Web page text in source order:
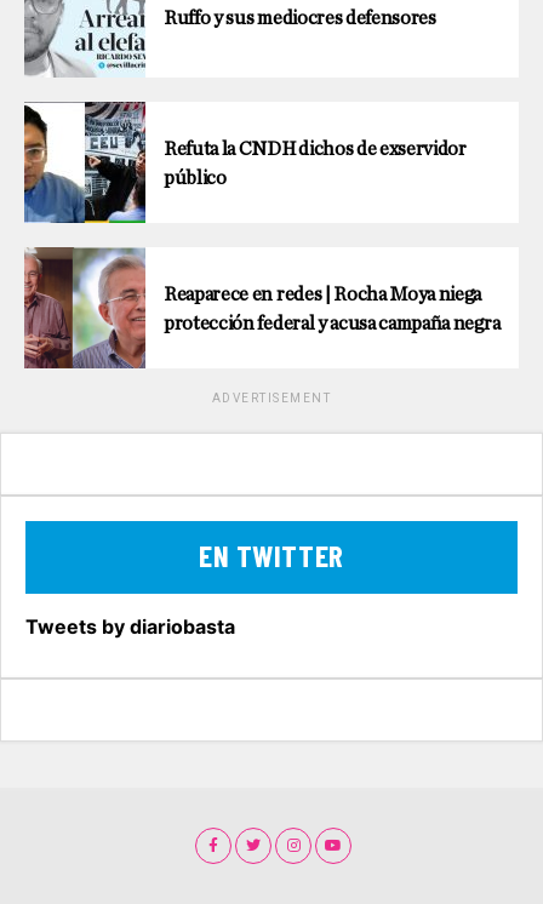
Ruffo y sus mediocres defensores
Refuta la CNDH dichos de exservidor
público
Reaparece en redes | Rocha Moya niega
protección federal y acusa campaña negra
ADVERTISEMENT
EN TWITTER
Tweets by diariobasta